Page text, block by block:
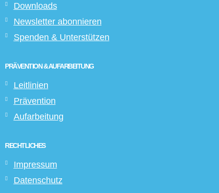
Downloads
Newsletter abonnieren
Spenden & Unterstützen
PRÄVENTION & AUFARBEITUNG
Leitlinien
Prävention
Aufarbeitung
RECHTLICHES
Impressum
Datenschutz